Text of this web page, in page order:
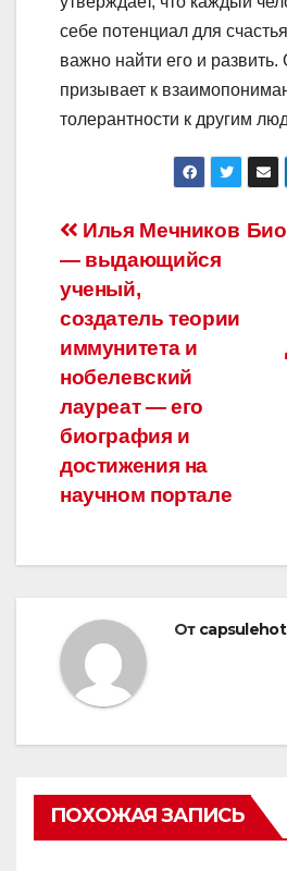
себе потенциал для
важно найти его и развить.
призывает к
толерантности к другим
Навигация
по
записям
Илья Мечников
— выдающийся
ученый,
создатель теории
иммунитета и
нобелевский
лауреат — его
биография и
достижения на
научном портале
От
ПОХОЖАЯ ЗАПИСЬ